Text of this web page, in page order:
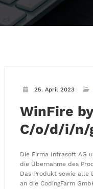
25. April 2023
WinFire by
C/o/d/i/n/
Die Firma Infrasoft AG
die Übernahme des
Das Produkt sowie alle
an die CodingFarm